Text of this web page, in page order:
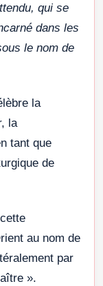
qui se
dans les
le nom de
la
la
tant que
de
au nom de
par
».